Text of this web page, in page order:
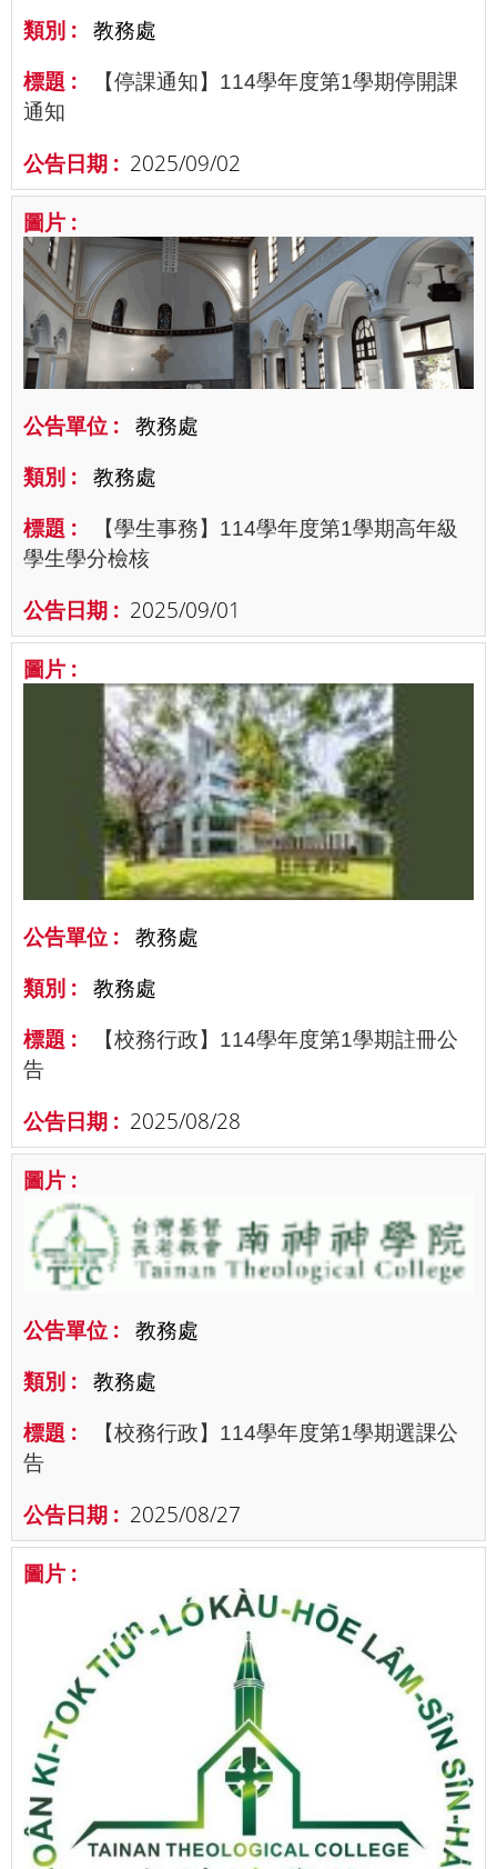
教務處
【停課通知】114學年度第1學期停開課
通知
2025/09/02
教務處
教務處
【學生事務】114學年度第1學期高年級
學生學分檢核
2025/09/01
教務處
教務處
【校務行政】114學年度第1學期註冊公
告
2025/08/28
教務處
教務處
【校務行政】114學年度第1學期選課公
告
2025/08/27